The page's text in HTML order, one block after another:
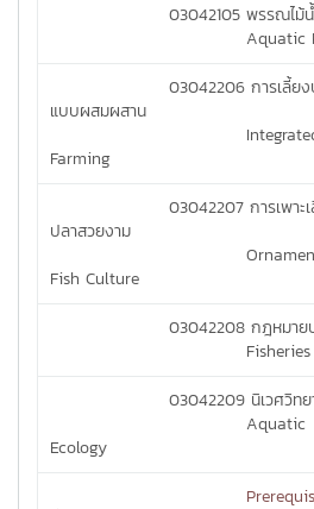
03042105 พรรณไม้
Aquatic
03042206 การเลี้ย
แบบผสมผสาน
Farming
03042207 การเพาะ
ปลาสวยงาม
Fish Culture
03042208 กฎหมาย
03042209 นิเวศวิทย
Aquatic
Ecology